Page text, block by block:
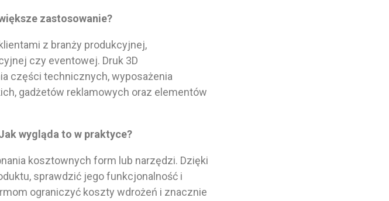
zastosowanie?
z branży produkcyjnej,
czy eventowej. Druk 3D
części technicznych, wyposażenia
gadżetów reklamowych oraz elementów
wygląda to w praktyce?
kosztownych form lub narzędzi. Dzięki
sprawdzić jego funkcjonalność i
ograniczyć koszty wdrożeń i znacznie